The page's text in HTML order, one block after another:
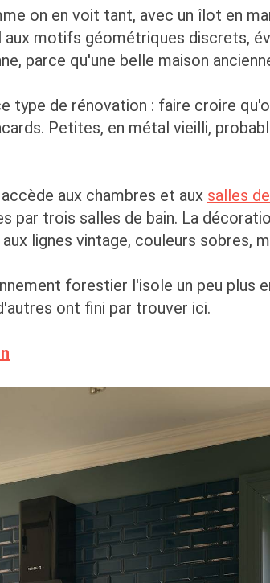
on en voit tant, avec un îlot en
motifs géométriques discrets,
parce qu'une belle maison
type de rénovation : faire croire
Petites, en métal vieilli,
aux chambres et aux salles
par trois salles de bain. La
lignes vintage, couleurs sobres,
forestier l'isole un peu plus
ont fini par trouver ici.